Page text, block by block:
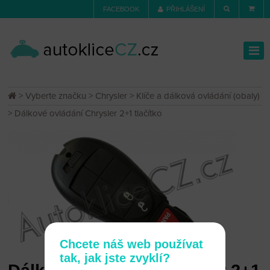
FACEBOOK PŘIHLÁŠENÍ
>Vyberte značku > Chrysler > Klíče a dálková ovládání (obaly)
> Dálkové ovládání Chrysler 2+1 tlačítko
Chcete náš web používat
tak, jak jste zvyklí?